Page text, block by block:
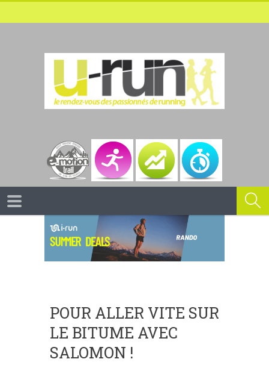
POUR ALLER VITE SUR
LE BITUME AVEC
SALOMON !